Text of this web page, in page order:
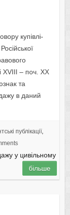
купівлі-
XVIII – поч. XX
та
в даний
публікації,
у цивільному
більше